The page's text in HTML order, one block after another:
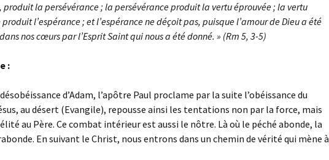
produit la persévérance ; la persévérance produit la vertu éprouvée ; la vertu
l’espérance ; et l’espérance ne déçoit pas, puisque l’amour de Dieu a été
nos cœurs par l’Esprit Saint qui nous a été donné. » (Rm 5, 3-5)
:
désobéissance d’Adam, l’apôtre Paul proclame par la suite l’obéissance du
au désert (Evangile), repousse ainsi les tentations non par la force, mais
au Père. Ce combat intérieur est aussi le nôtre. Là où le péché abonde, la
En suivant le Christ, nous entrons dans un chemin de vérité qui mène à